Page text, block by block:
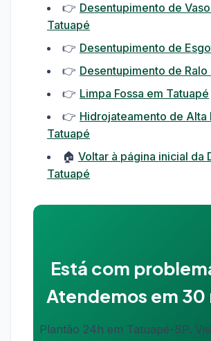
👉 Desentupimento de
Tatuapé
👉 Desentupimento de
👉 Desentupimento de Ralo
👉 Limpa Fossa em Tatuapé
👉 Hidrojateamento de Alta
Tatuapé
🏠 Voltar à página inicial da
Tatuapé
Está com
Atendemos em 30
Plantão 24h em Tatuapé-SP.